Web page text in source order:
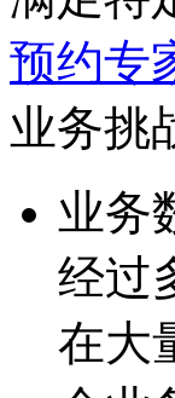
预约专
业务挑
业务
经过
在大